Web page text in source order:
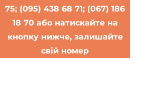
75; (095) 438 68 71; (067) 186
18 70 або натискайте на
кнопку нижче, залишайте
свій номер